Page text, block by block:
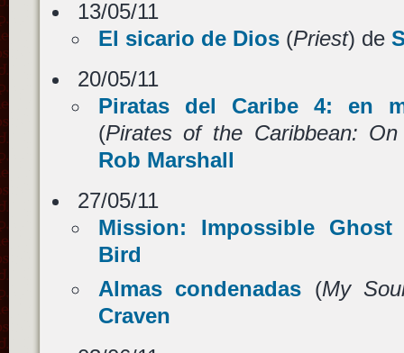
13/05/11
El sicario de Dios(Priest) de
20/05/11
Piratas del Caribe 4: en
(Pirates of the Caribbean:
Rob Marshall
27/05/11
Mission: Impossible Ghost
Bird
Almas condenadas (My
Craven